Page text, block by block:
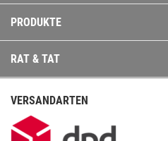
PRODUKTE
RAT & TAT
VERSANDARTEN